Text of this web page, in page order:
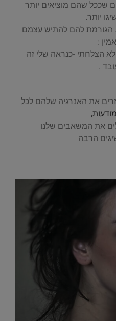
שככל שהם מוציאים יותר
יותר.
הגורמת להם להתיש עצמם
:
הצלחתי -כנראה שלי זה
,
את האנרגיה שלהם לכל
את המשאבים שלנו
הרבה